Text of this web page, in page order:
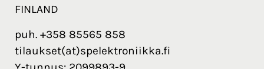
FINLAND
puh. +358 85565 858
tilaukset(at)spelektroniikka.fi